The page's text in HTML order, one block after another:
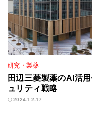
研究・製薬
田辺三菱製薬のAI活
ュリティ戦略
2024-12-17